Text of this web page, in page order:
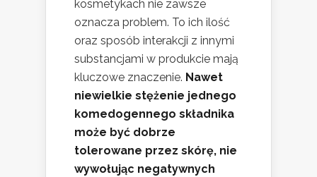
kosmetykach nie zawsze
oznacza problem. To ich ilość
oraz sposób interakcji z innymi
substancjami w produkcie mają
kluczowe znaczenie. Nawet
niewielkie stężenie jednego
komedogennego składnika
może być dobrze
tolerowane przez skórę, nie
wywołując negatywnych